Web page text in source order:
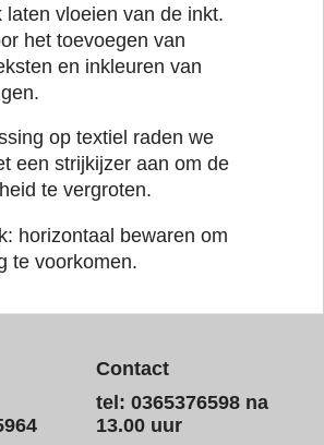
laten vloeien van de inkt.
het toevoegen van
en inkleuren van
op textiel raden we
een strijkijzer aan om de
te vergroten.
horizontaal bewaren om
te voorkomen.
Contact
tel: 0365376598 na
13.00 uur